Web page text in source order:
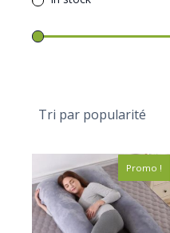
Promo !
prix
initial
était :
79,90 €.
Le
prix
actuel
est :
59,90 €.